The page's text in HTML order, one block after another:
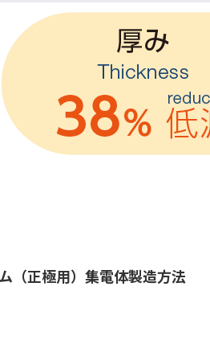
（正極用）集電体製造方法